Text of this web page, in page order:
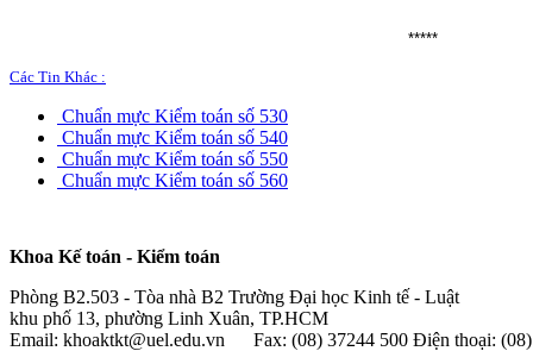
*****
Các Tin Khác :
Chuẩn mực Kiểm toán số 530
Chuẩn mực Kiểm toán số 540
Chuẩn mực Kiểm toán số 550
Chuẩn mực Kiểm toán số 560
Khoa Kế toán - Kiểm toán
Phòng B2.503 - Tòa nhà B2 Trường Đại học Kinh tế - Luật
khu phố 13, phường Linh Xuân, TP.HCM
Email: khoaktkt@uel.edu.vn Fax: (08) 37244 500 Điện thoại: